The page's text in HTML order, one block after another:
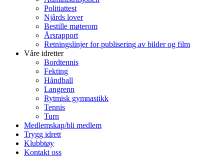
Politiattest
Njårds lover
Bestille møterom
Årsrapport
Retningslinjer for publisering av bilder og film
Våre idretter
Bordtennis
Fekting
Håndball
Langrenn
Rytmisk gymnastikk
Tennis
Turn
Medlemskap/bli medlem
Trygg idrett
Klubbtøy
Kontakt oss